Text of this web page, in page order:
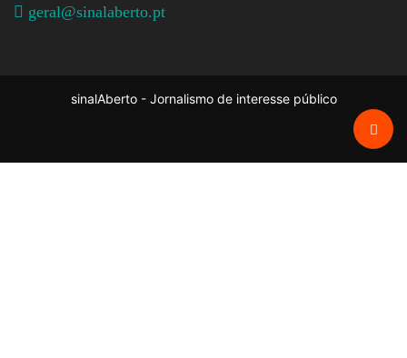
geral@sinalaberto.pt
sinalAberto - Jornalismo de interesse público